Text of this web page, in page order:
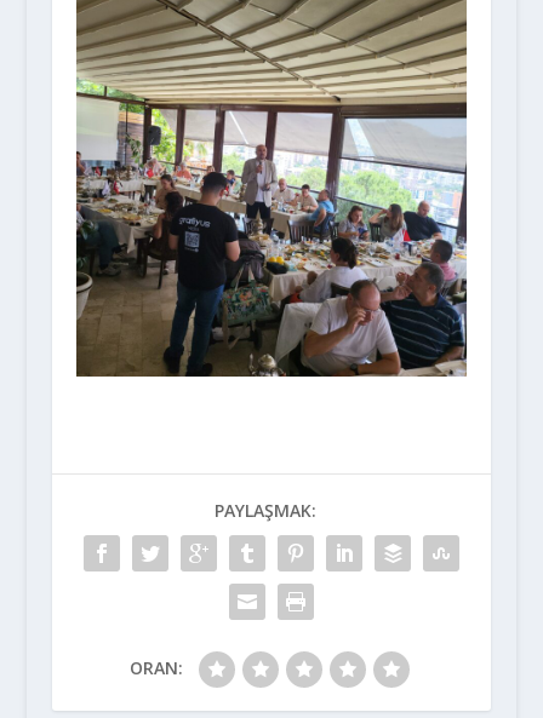
PAYLAŞMAK:
ORAN: